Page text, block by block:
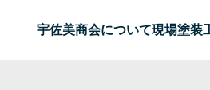
宇佐美商会について現場塗装